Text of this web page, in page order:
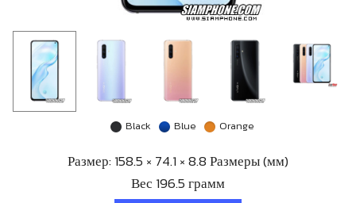
Black Blue Orange
Размер: 158.5 × 74.1 × 8.8 Размеры (мм)
Вес 196.5 грамм